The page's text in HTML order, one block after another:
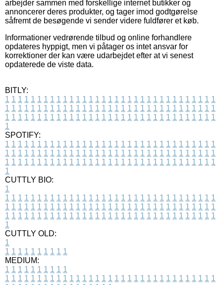
arbejder sammen med forskellige internet butikker og
annoncerer deres produkter, og tager imod godtgørelse
såfremt de besøgende vi sender videre fuldfører et køb.
Informationer vedrørende tilbud og online forhandlere
opdateres hyppigt, men vi påtager os intet ansvar for
korrektioner der kan være udarbejdet efter at vi senest
opdaterede de viste data.
BITLY:
1 1 1 1 1 1 1 1 1 1 1 1 1 1 1 1 1 1 1 1 1 1 1 1 1 1 1 1 1 1 1 1 1
1 1 1 1 1 1 1 1 1 1 1 1 1 1 1 1 1 1 1 1 1 1 1 1 1 1 1 1 1 1 1 1 1
1 1 1 1 1 1 1 1 1 1 1 1 1 1 1 1 1 1 1 1 1 1 1 1 1 1 1 1 1 1 1 1 1
1
SPOTIFY:
1 1 1 1 1 1 1 1 1 1 1 1 1 1 1 1 1 1 1 1 1 1 1 1 1 1 1 1 1 1 1 1 1
1 1 1 1 1 1 1 1 1 1 1 1 1 1 1 1 1 1 1 1 1 1 1 1 1 1 1 1 1 1 1 1 1
1 1 1 1 1 1 1 1 1 1 1 1 1 1 1 1 1 1 1 1 1 1 1 1 1 1 1 1 1 1 1 1 1
1
CUTTLY BIO:
1
1 1 1 1 1 1 1 1 1 1 1 1 1 1 1 1 1 1 1 1 1 1 1 1 1 1 1 1 1 1 1 1 1
1 1 1 1 1 1 1 1 1 1 1 1 1 1 1 1 1 1 1 1 1 1 1 1 1 1 1 1 1 1 1 1 1
1 1 1 1 1 1 1 1 1 1 1 1 1 1 1 1 1 1 1 1 1 1 1 1 1 1 1 1 1 1 1 1 1
1
CUTTLY OLD:
1
1 1 1 1 1 1 1 1 1 1
MEDIUM:
1 1 1 1 1 1 1 1 1 1
1 1 1 1 1 1 1 1 1 1 1 1 1 1 1 1 1 1 1 1 1 1 1 1 1 1 1 1 1 1 1 1 1